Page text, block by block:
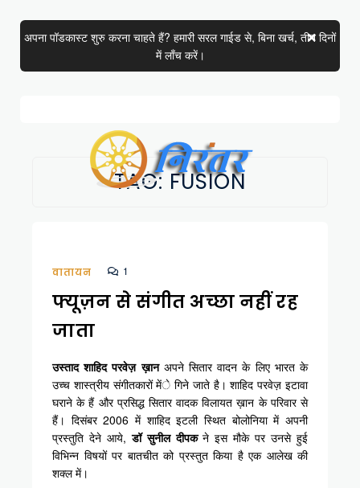
अपना पॉडकास्ट शुरु करना चाहते हैं? हमारी सरल गाईड से, बिना खर्च, तीन दिनों
में लाँच करें।
TAG: FUSION
वातायन 1
फ्यूज़न से संगीत अच्छा नहीं रह
जाता
उस्ताद शाहिद परवेज़ ख़ानअपने सितार वादन के लिए भारत के
उच्च शास्त्रीय संगीतकारों मेंे गिने जाते है। शाहिद परवेज़ इटावा
घराने के हैं और प्रसिद्ध सितार वादक विलायत ख़ान के परिवार से
हैं। दिसंबर 2006 में शाहिद इटली स्थित बोलोनिया में अपनी
प्रस्तुति देने आये,डॉ सुनील दीपकने इस मौके पर उनसे हुई
विभिन्न विषयों पर बातचीत को प्रस्तुत किया है एक आलेख की
शक्ल में।